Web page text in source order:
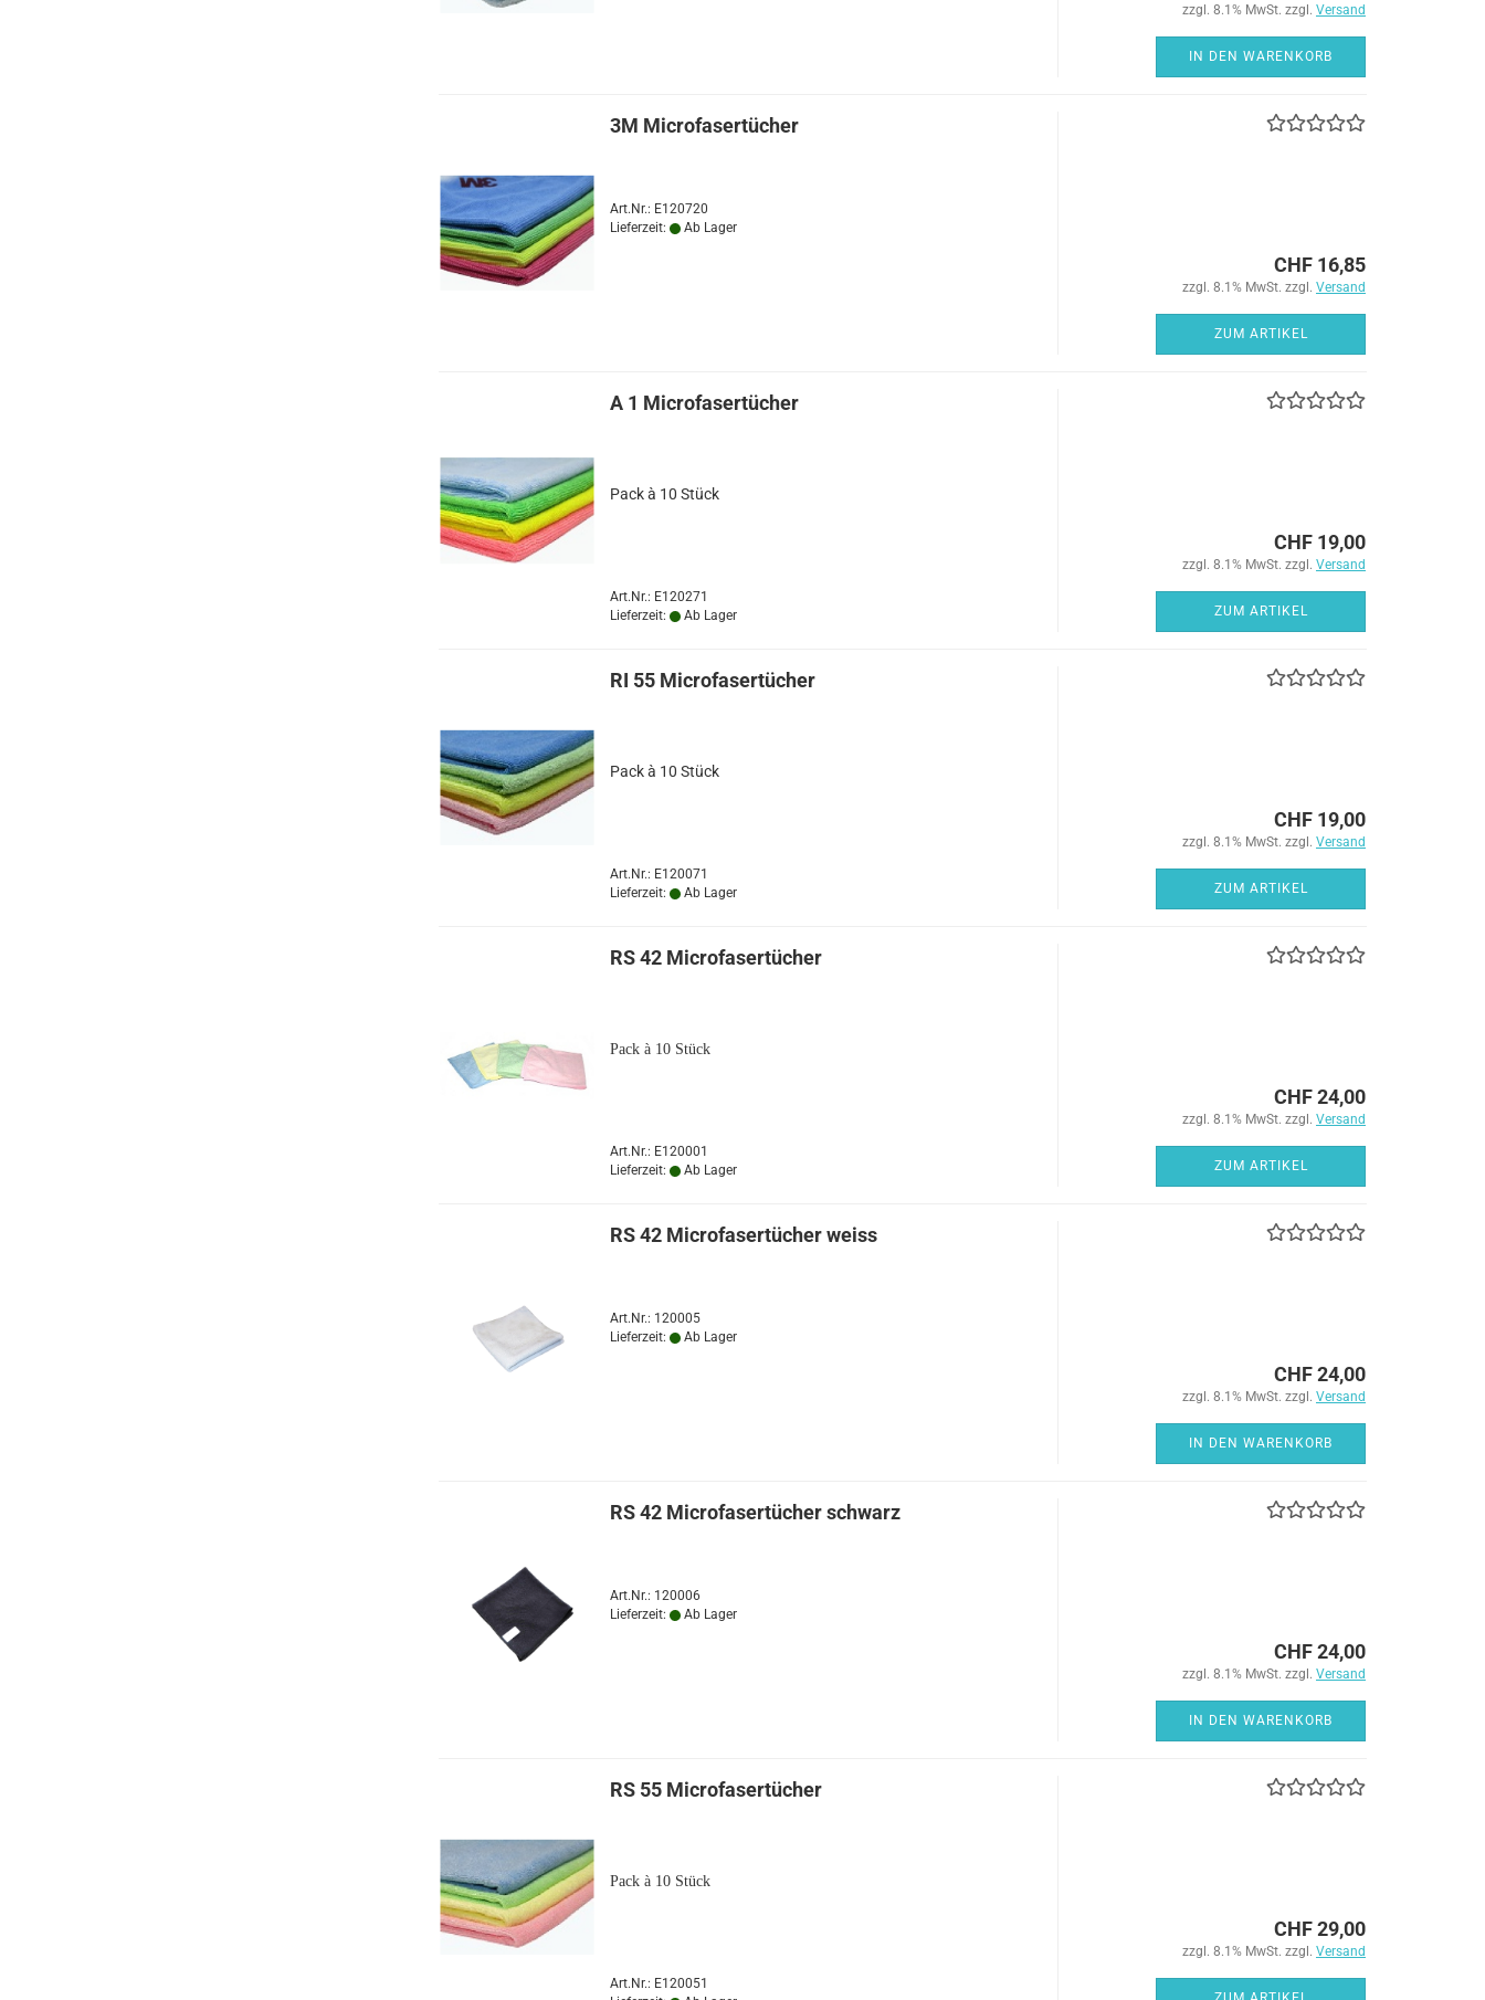
zzgl. 8.1% MwSt. zzgl. Versand
IN DEN WARENKORB
3M Microfasertücher
Art.Nr.: E120720
Lieferzeit:
Ab Lager
CHF 16,85
zzgl. 8.1% MwSt. zzgl. Versand
ZUM ARTIKEL
A 1 Microfasertücher
Pack à 10 Stück
Art.Nr.: E120271
Lieferzeit:
Ab Lager
CHF 19,00
zzgl. 8.1% MwSt. zzgl. Versand
ZUM ARTIKEL
RI 55 Microfasertücher
Pack à 10 Stück
Art.Nr.: E120071
Lieferzeit:
Ab Lager
CHF 19,00
zzgl. 8.1% MwSt. zzgl. Versand
ZUM ARTIKEL
RS 42 Microfasertücher
Pack à 10 Stück
Art.Nr.: E120001
Lieferzeit:
Ab Lager
CHF 24,00
zzgl. 8.1% MwSt. zzgl. Versand
ZUM ARTIKEL
RS 42 Microfasertücher weiss
Art.Nr.: 120005
Lieferzeit:
Ab Lager
CHF 24,00
zzgl. 8.1% MwSt. zzgl. Versand
IN DEN WARENKORB
RS 42 Microfasertücher schwarz
Art.Nr.: 120006
Lieferzeit:
Ab Lager
CHF 24,00
zzgl. 8.1% MwSt. zzgl. Versand
IN DEN WARENKORB
RS 55 Microfasertücher
Pack à 10 Stück
Art.Nr.: E120051
CHF 29,00
zzgl. 8.1% MwSt. zzgl. Versand